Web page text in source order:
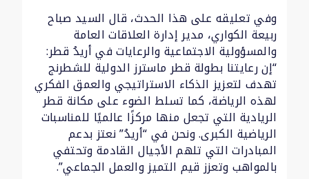
وفي تعليقه على هذا الحدث، قال السيد صباح
ربيعة الكواري، مدير إدارة العلاقات العامة
والمسؤولية الاجتماعية والرعايات في أريدُ قطر:
“إن رعايتنا بطولة قطر ماسترز الدولية للشطرنج
تهدف لتعزيز الذكاء الاستراتيجي والعمق الفكري
لهذه الرياضة، كما تسلط الضوء على مكانة قطر
الريادية التي تجعل منها مركزًا عالميًا للمناسبات
الرياضية الكبرى. ونحن في “أريدُ” نعتز بدعم
المبادرات التي تلهم الأجيال القادمة وتحتفي
بالمواهب وتعزز قيم التميز والعمل الجماعي”.